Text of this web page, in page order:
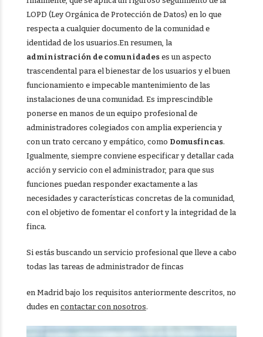
LOPD (Ley Orgánica de Protección de Datos) en lo que
respecta a cualquier documento de la comunidad e
identidad de los usuarios.En resumen, la
administración de comunidadeses un aspecto
trascendental para el bienestar de los usuarios y el buen
funcionamiento e impecable mantenimiento de las
instalaciones de una comunidad. Es imprescindible
ponerse en manos de un equipo profesional de
administradores colegiados con amplia experiencia y
con un trato cercano y empático, como Domusfincas.
Igualmente, siempre conviene especificar y detallar cada
acción y servicio con el administrador, para que sus
funciones puedan responder exactamente a las
necesidades y características concretas de la comunidad,
con el objetivo de fomentar el confort y la integridad de la
finca.
Si estás buscando un servicio profesional que lleve a cabo
todas las tareas de administrador de fincas
en Madrid bajo los requisitos anteriormente descritos, no
dudes en contactar con nosotros.